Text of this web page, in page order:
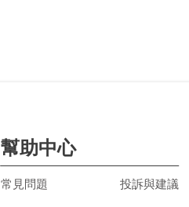
幫助中心
常見問題 投訴與建議